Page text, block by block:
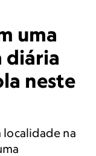
uma
diária
neste
localidade na